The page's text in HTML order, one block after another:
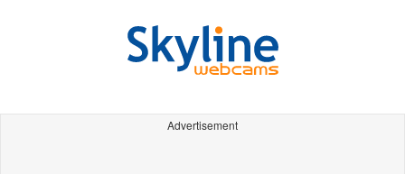
Advertisement